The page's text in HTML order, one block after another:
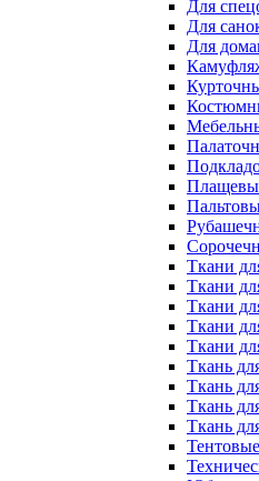
Для
Для
Для
Ткани
Ткани
Ткани
Ткани
Ткани
Ткань
Ткань
Ткань
Ткань